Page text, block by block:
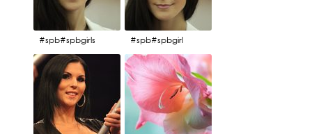
#spb#spbgirls #spb#spbgirl